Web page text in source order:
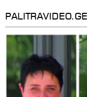
მნიშვნელოვანი
PALITRAVIDEO.GE